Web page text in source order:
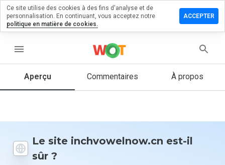
menu
Aperçu Commentaires À propos
Le site inchvowelnow.cn est-il
sûr ?
un
sur
Quelle
donneriez-
Ce site utilise des cookies à des fins d'analyse et de
personnalisation. En continuant, vous acceptez notre
politique en matière de cookies.
ACCEPTER